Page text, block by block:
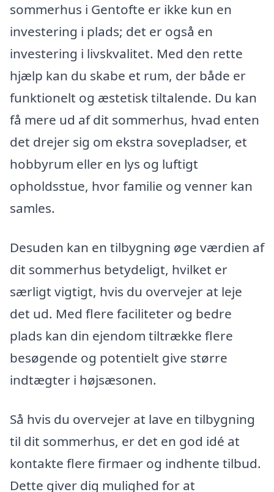
sommerhus i Gentofte er ikke kun en
investering i plads; det er også en
investering i livskvalitet. Med den rette
hjælp kan du skabe et rum, der både er
funktionelt og æstetisk tiltalende. Du kan
få mere ud af dit sommerhus, hvad enten
det drejer sig om ekstra sovepladser, et
hobbyrum eller en lys og luftigt
opholdsstue, hvor familie og venner kan
samles.
Desuden kan en tilbygning øge værdien af
dit sommerhus betydeligt, hvilket er
særligt vigtigt, hvis du overvejer at leje
det ud. Med flere faciliteter og bedre
plads kan din ejendom tiltrække flere
besøgende og potentielt give større
indtægter i højsæsonen.
Så hvis du overvejer at lave en tilbygning
til dit sommerhus, er det en god idé at
kontakte flere firmaer og indhente tilbud.
Dette giver dig mulighed for at